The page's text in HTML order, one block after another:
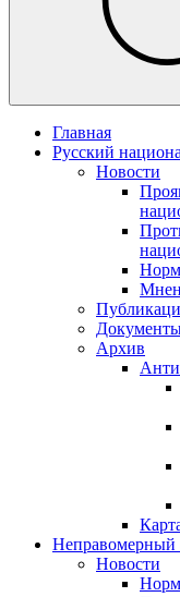
Главная
Русский
Новости
Архив
Неправомерный
Новости